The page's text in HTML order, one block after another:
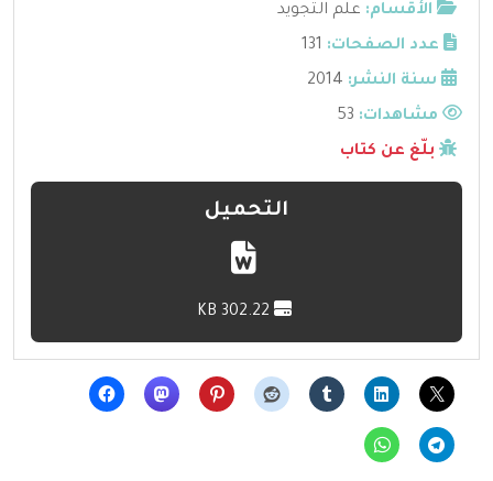
الأقسام: علم التجويد
عدد الصفحات: 131
سنة النشر: 2014
مشاهدات:
بلّغ عن كتاب
التحميل